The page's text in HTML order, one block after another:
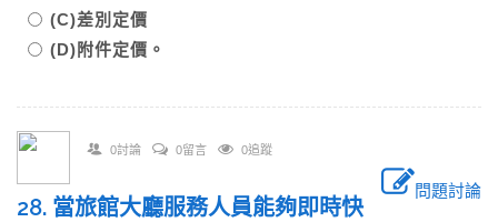
(C)差別定價
(D)附件定價。
0討論 0留言 0追蹤
問題討論
28. 當旅館大廳服務人員能夠即時快